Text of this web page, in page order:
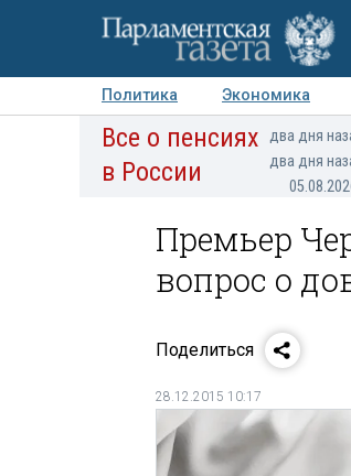
Политика Экономика
Авторы Персоны
Все о пенсиях
в России
два дня
два дня
Премьер
вопрос о
Поделиться
28.12.2015 10:17